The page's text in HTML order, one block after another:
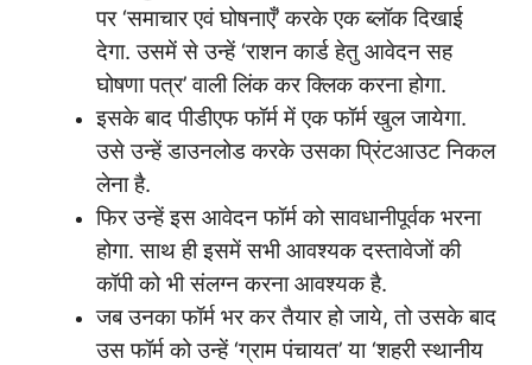
पर ‘समाचार एवं घोषनाएँ’ करके एक ब्लॉक दिखाई
देगा. उसमें से उन्हें ‘राशन कार्ड हेतु आवेदन सह
घोषणा पत्र’ वाली लिंक कर क्लिक करना होगा.
इसके बाद पीडीएफ फॉर्म में एक फॉर्म खुल जायेगा.
उसे उन्हें डाउनलोड करके उसका प्रिंटआउट निकल
लेना है.
फिर उन्हें इस आवेदन फॉर्म को सावधानीपूर्वक भरना
होगा. साथ ही इसमें सभी आवश्यक दस्तावेजों की
कॉपी को भी संलग्न करना आवश्यक है.
जब उनका फॉर्म भर कर तैयार हो जाये, तो उसके बाद
उस फॉर्म को उन्हें ‘ग्राम पंचायत’ या ‘शहरी स्थानीय